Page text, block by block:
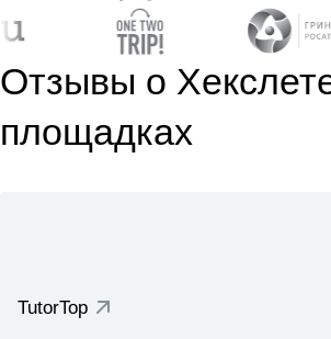
Отзывы о
площадках
TutorTop